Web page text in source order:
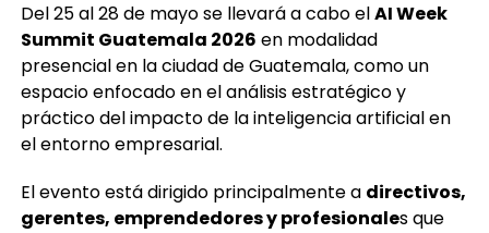
Del 25 al 28 de mayo se llevará a cabo elAI Week
Summit Guatemala 2026 en modalidad
presencial en la ciudad de Guatemala, como un
espacio enfocado en el análisis estratégico y
práctico del impacto de la inteligencia artificial en
el entorno empresarial.
El evento está dirigido principalmente a directivos,
gerentes, emprendedores y profesionales que